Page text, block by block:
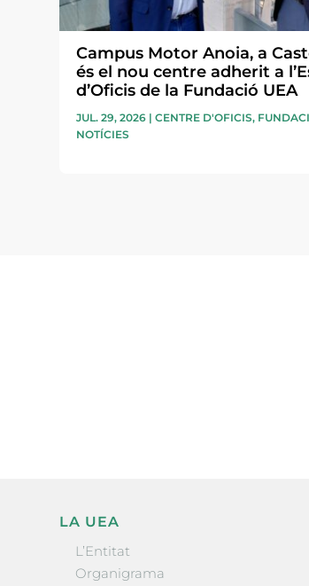
Campus Motor Anoia, a
és el nou centre adherit a
d’Oficis de la Fundació UEA
JUL. 29, 2026 |CENTRE D'OFICIS,
NOTÍCIES
LA UEA
L’Entitat
Organigrama